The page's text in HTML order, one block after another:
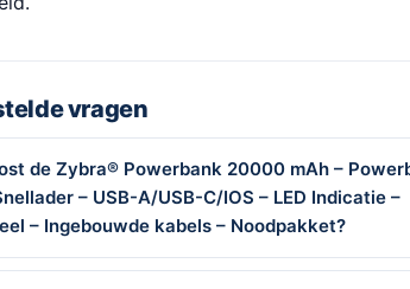
vragen
de Zybra® Powerbank 20000 mAh –
– USB-A/USB-C/IOS – LED Indicatie –
– Ingebouwde kabels – Noodpakket?